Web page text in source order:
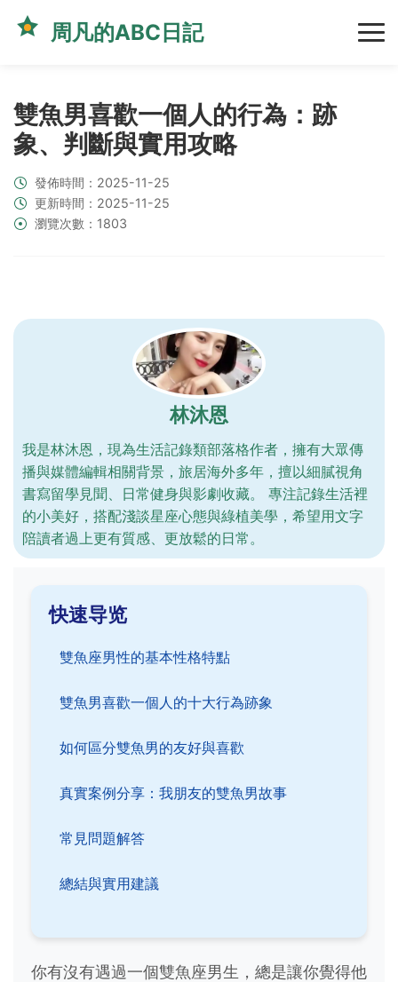
周凡的ABC日記
雙魚男喜歡一個人的行為：跡
象、判斷與實用攻略
發佈時間：2025-11-25
更新時間：2025-11-25
瀏覽次數：1803
林沐恩
我是林沐恩，現為生活記錄類部落格作者，擁有大眾傳
播與媒體編輯相關背景，旅居海外多年，擅以細膩視角
書寫留學見聞、日常健身與影劇收藏。 專注記錄生活裡
的小美好，搭配淺談星座心態與綠植美學，希望用文字
陪讀者過上更有質感、更放鬆的日常。
快速导览
雙魚座男性的基本性格特點
雙魚男喜歡一個人的十大行為跡象
如何區分雙魚男的友好與喜歡
真實案例分享：我朋友的雙魚男故事
常見問題解答
總結與實用建議
你有沒有遇過一個雙魚座男生，總是讓你覺得他